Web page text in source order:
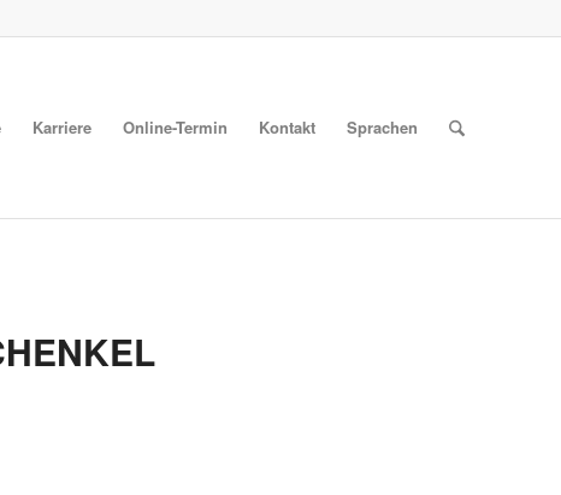
Karriere Online-Termin Kontakt Sprachen